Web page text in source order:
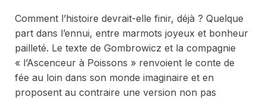
Comment l’histoire devrait-elle finir, déjà ? Quelque
part dans l’ennui, entre marmots joyeux et bonheur
pailleté. Le texte de Gombrowicz et la compagnie
« l’Ascenceur à Poissons » renvoient le conte de
fée au loin dans son monde imaginaire et en
proposent au contraire une version non pas